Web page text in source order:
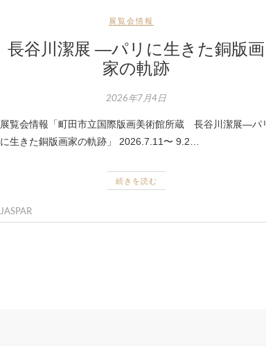
展覧会情報
長谷川潔展 ―パリに生きた銅版画
家の軌跡
2026年7月4日
展覧会情報「町田市立国際版画美術館所蔵 長谷川潔展―パ
に生きた銅版画家の軌跡」 2026.7.11〜 9.2…
続きを読む
JASPAR